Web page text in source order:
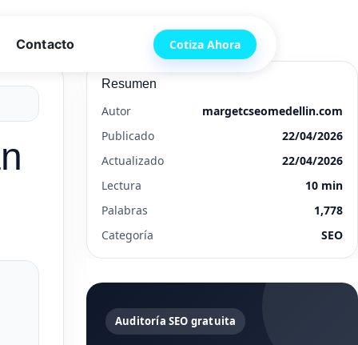
Contacto Cotiza Ahora
Resumen
Autor
margetcseomedellin.com
Publicado
22/04/2026
Actualizado
22/04/2026
Lectura
10 min
Palabras
1,778
Categoría
SEO
Auditoría SEO gratuita